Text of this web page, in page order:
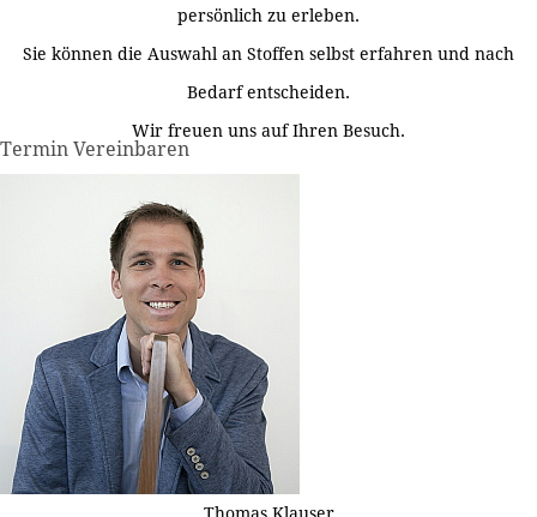
persönlich zu erleben.
Sie können die Auswahl an Stoffen selbst erfahren und nach
Bedarf entscheiden.
Wir freuen uns auf Ihren Besuch.
Termin Vereinbaren